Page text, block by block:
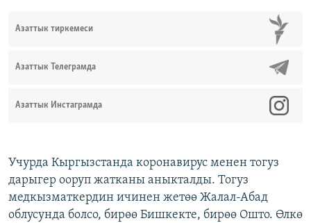
Азаттык тиркемеси
Азаттык Телеграмда
Азаттык Инстаграмда
Учурда Кыргызстанда коронавирус менен тогуз
дарыгер ооруп жатканы аныкталды. Тогуз
медкызматкердин ичинен жетөө Жалал-Абад
облусунда болсо, бирөө Бишкекте, бирөө Ошто. Өлкө